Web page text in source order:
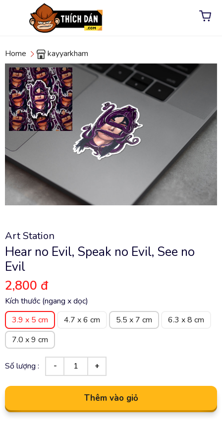
Home kayyarkham
Art Station
Hear no Evil, Speak no Evil, See no
Evil
2,800 đ
Kích thước (ngang x dọc)
3.9 x 5 cm
4.7 x 6 cm 5.5 x 7 cm
6.3 x 8 cm
7.0 x 9 cm
Số lượng :
Thêm vào giỏ